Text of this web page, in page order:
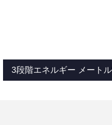
3段階エネルギー メート